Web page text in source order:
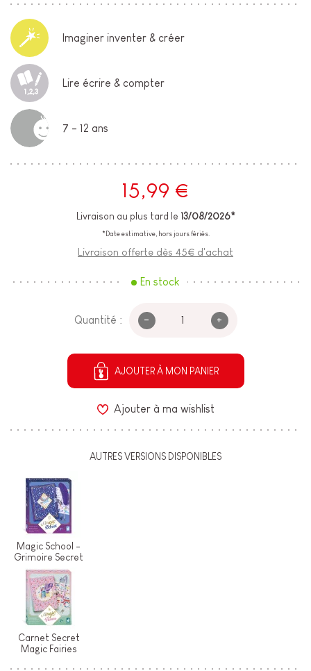
Imaginer inventer & créer
Lire écrire & compter
7 - 12 ans
15,99 €
Livraison au plus tard le 13/08/2026*
*Date estimative, hors jours fériés.
Livraison offerte dès 45€ d'achat
En stock
Quantité : - +
AJOUTER À MON PANIER
Ajouter à ma wishlist
AUTRES VERSIONS DISPONIBLES
Magic School -
Grimoire Secret
Carnet Secret
Magic Fairies